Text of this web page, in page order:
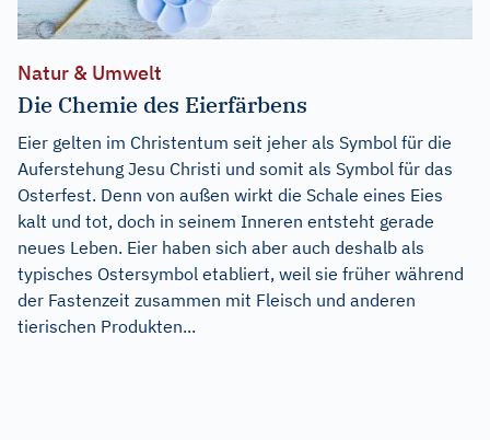
Natur & Umwelt
Die Chemie des Eierfärbens
Eier gelten im Christentum seit jeher als Symbol für die
Auferstehung Jesu Christi und somit als Symbol für das
Osterfest. Denn von außen wirkt die Schale eines Eies
kalt und tot, doch in seinem Inneren entsteht gerade
neues Leben. Eier haben sich aber auch deshalb als
typisches Ostersymbol etabliert, weil sie früher während
der Fastenzeit zusammen mit Fleisch und anderen
tierischen Produkten...